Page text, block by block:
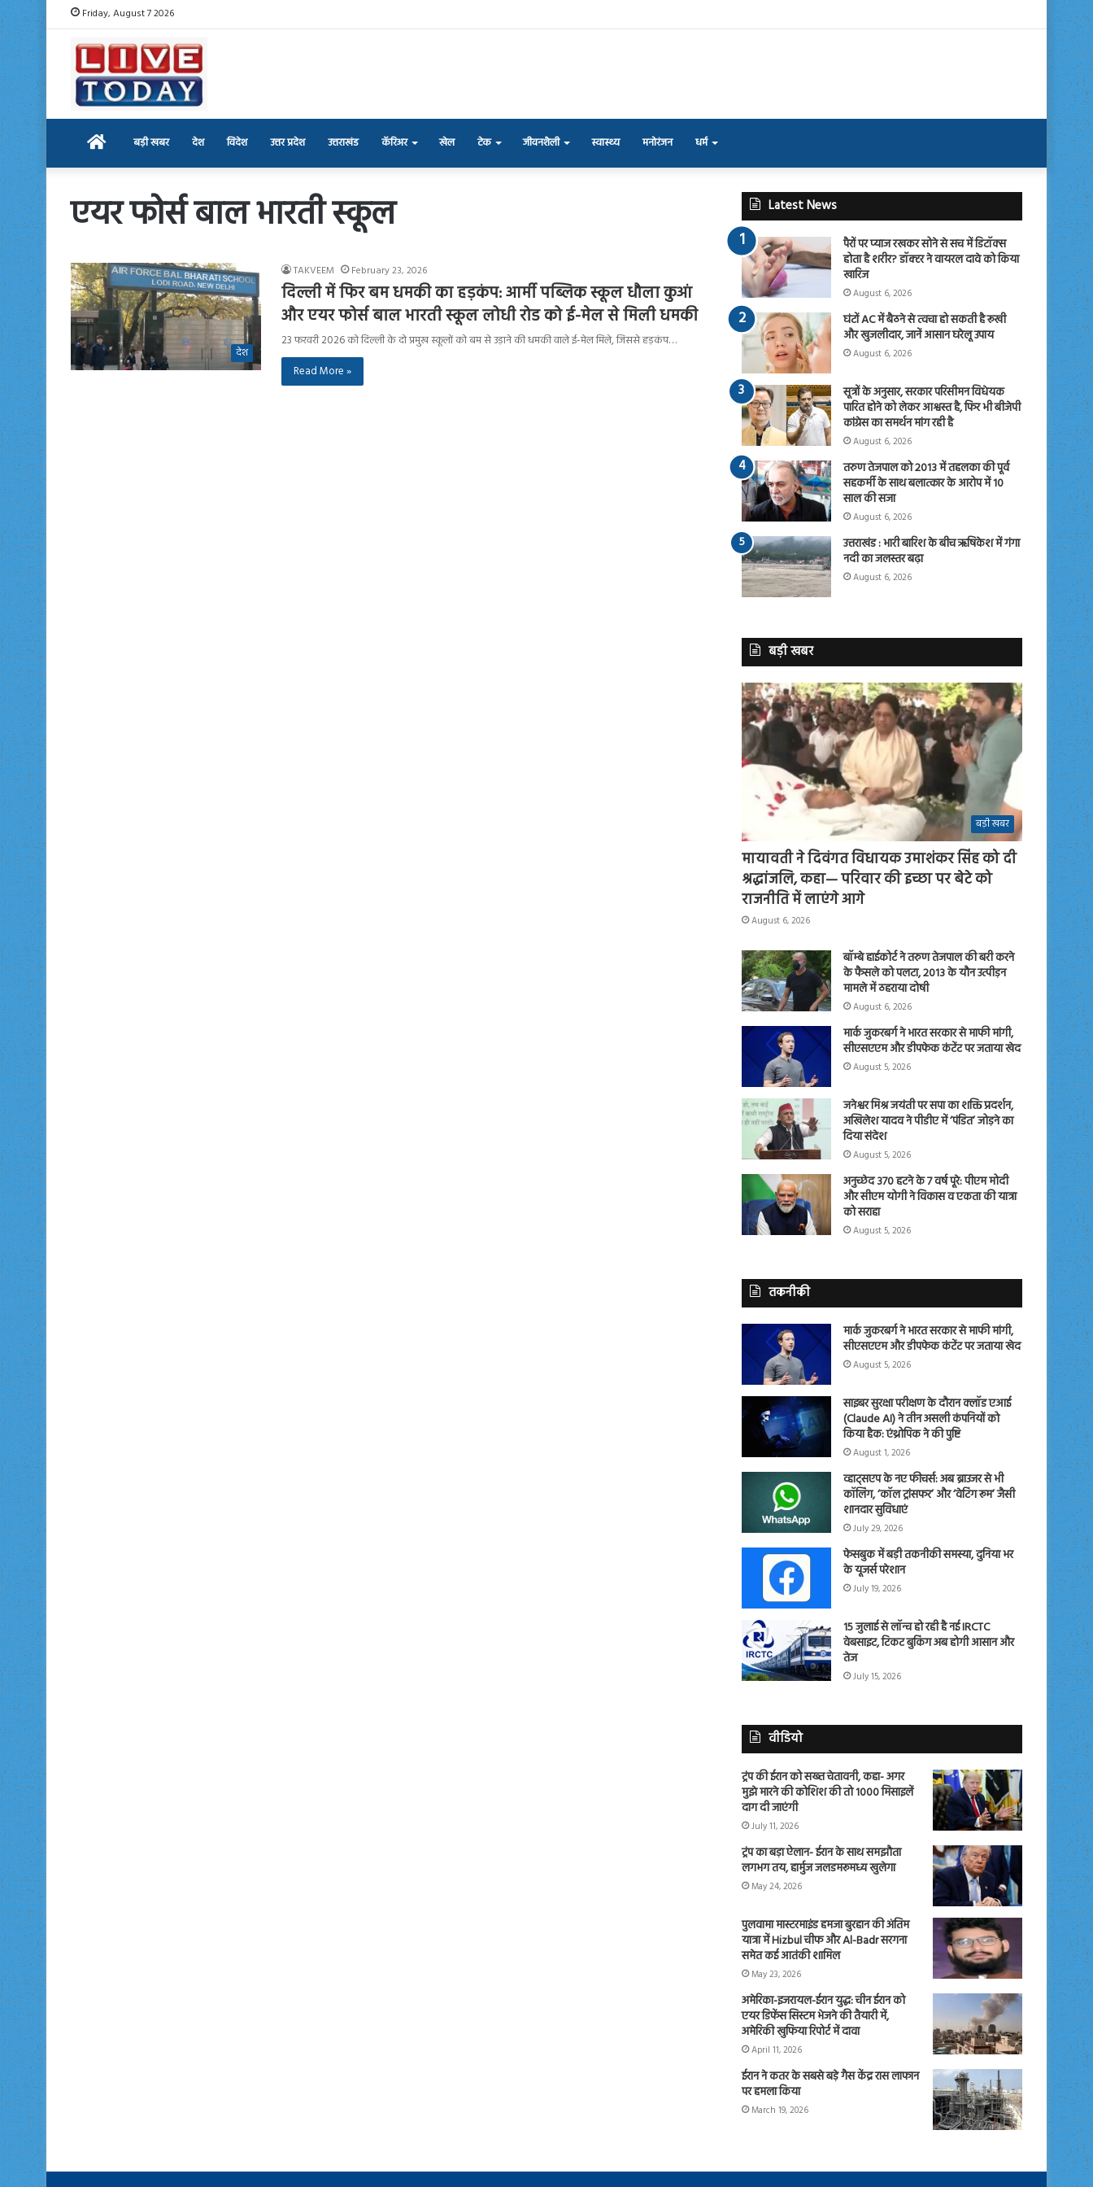
Friday, August 7 2026
Home बड़ी खबर देश विदेश उत्तर प्रदेश उत्तराखंड कॅरिअर खेल टेक जीवनशैली स्वास्थ्य मनोरंजन धर्म
एयर फोर्स बाल भारती स्कूल
देश
TAKVEEM February 23, 2026
दिल्ली में फिर बम धमकी का हड़कंप: आर्मी पब्लिक स्कूल धौला कुआं
और एयर फोर्स बाल भारती स्कूल लोधी रोड को ई-मेल से मिली धमकी
23 फरवरी 2026 को दिल्ली के दो प्रमुख स्कूलों को बम से उड़ाने की धमकी वाले ई-मेल मिले, जिससे हड़कंप…
Read More »
Latest News
पैरों पर प्याज रखकर सोने से सच में डिटॉक्स
होता है शरीर? डॉक्टर ने वायरल दावे को किया
खारिज
August 6, 2026
घंटों AC में बैठने से त्वचा हो सकती है रूखी
और खुजलीदार, जानें आसान घरेलू उपाय
August 6, 2026
सूत्रों के अनुसार, सरकार परिसीमन विधेयक
पारित होने को लेकर आश्वस्त है, फिर भी बीजेपी
कांग्रेस का समर्थन मांग रही है
August 6, 2026
तरुण तेजपाल को 2013 में तहलका की पूर्व
सहकर्मी के साथ बलात्कार के आरोप में 10
साल की सजा
August 6, 2026
उत्तराखंड : भारी बारिश के बीच ऋषिकेश में गंगा
नदी का जलस्तर बढ़ा
August 6, 2026
बड़ी खबर
बड़ी खबर
मायावती ने दिवंगत विधायक उमाशंकर सिंह को दी
श्रद्धांजलि, कहा— परिवार की इच्छा पर बेटे को
राजनीति में लाएंगे आगे
August 6, 2026
बॉम्बे हाईकोर्ट ने तरुण तेजपाल की बरी करने
के फैसले को पलटा, 2013 के यौन उत्पीड़न
मामले में ठहराया दोषी
August 6, 2026
मार्क जुकरबर्ग ने भारत सरकार से माफी मांगी,
सीएसएएम और डीपफेक कंटेंट पर जताया खेद
August 5, 2026
जनेश्वर मिश्र जयंती पर सपा का शक्ति प्रदर्शन,
अखिलेश यादव ने पीडीए में ‘पंडित’ जोड़ने का
दिया संदेश
August 5, 2026
अनुच्छेद 370 हटने के 7 वर्ष पूरे: पीएम मोदी
और सीएम योगी ने विकास व एकता की यात्रा
को सराहा
August 5, 2026
तकनीकी
मार्क जुकरबर्ग ने भारत सरकार से माफी मांगी,
सीएसएएम और डीपफेक कंटेंट पर जताया खेद
August 5, 2026
साइबर सुरक्षा परीक्षण के दौरान क्लॉड एआई
(Claude AI) ने तीन असली कंपनियों को
किया हैक: एंथ्रोपिक ने की पुष्टि
August 1, 2026
व्हाट्सएप के नए फीचर्स: अब ब्राउजर से भी
कॉलिंग, ‘कॉल ट्रांसफर’ और ‘वेटिंग रूम’ जैसी
शानदार सुविधाएं
July 29, 2026
फेसबुक में बड़ी तकनीकी समस्या, दुनिया भर
के यूजर्स परेशान
July 19, 2026
15 जुलाई से लॉन्च हो रही है नई IRCTC
वेबसाइट, टिकट बुकिंग अब होगी आसान और
तेज
July 15, 2026
वीडियो
ट्रंप की ईरान को सख्त चेतावनी, कहा- अगर
मुझे मारने की कोशिश की तो 1000 मिसाइलें
दाग दी जाएंगी
July 11, 2026
ट्रंप का बड़ा ऐलान- ईरान के साथ समझौता
लगभग तय, हार्मुज जलडमरूमध्य खुलेगा
May 24, 2026
पुलवामा मास्टरमाइंड हमजा बुरहान की अंतिम
यात्रा में Hizbul चीफ और Al-Badr सरगना
समेत कई आतंकी शामिल
May 23, 2026
अमेरिका-इजरायल-ईरान युद्ध: चीन ईरान को
एयर डिफेंस सिस्टम भेजने की तैयारी में,
अमेरिकी खुफिया रिपोर्ट में दावा
April 11, 2026
ईरान ने कतर के सबसे बड़े गैस केंद्र रास लाफान
पर हमला किया
March 19, 2026